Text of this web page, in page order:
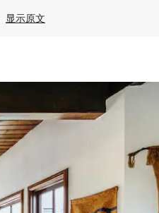
显示原文